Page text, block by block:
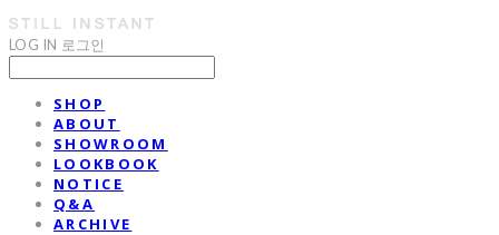
LOG IN 로그인
SHOP
ABOUT
SHOWROOM
LOOKBOOK
NOTICE
Q&A
ARCHIVE